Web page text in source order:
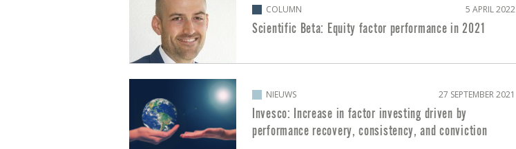
COLUMN 5 APRIL 2022
Scientific Beta: Equity factor performance in 2021
NIEUWS 27 SEPTEMBER 2021
Invesco: Increase in factor investing driven by
performance recovery, consistency, and conviction